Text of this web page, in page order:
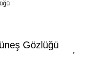
Gözlüğü